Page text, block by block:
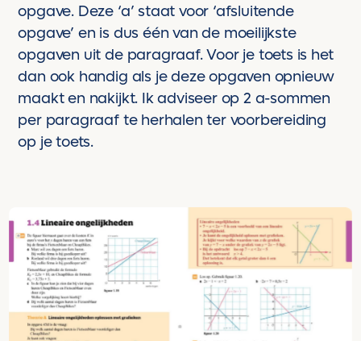
opgave. Deze ‘a’ staat voor ‘afsluitende
opgave’ en is dus één van de moeilijkste
opgaven uit de paragraaf. Voor je toets is het
dan ook handig als je deze opgaven opnieuw
maakt en nakijkt. Ik adviseer op 2 a-sommen
per paragraaf te herhalen ter voorbereiding
op je toets.